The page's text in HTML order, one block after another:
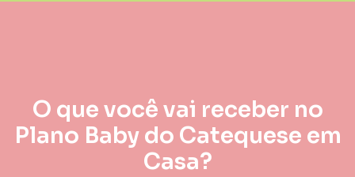
O que você vai receber no
Plano Baby do Catequese em
Casa?